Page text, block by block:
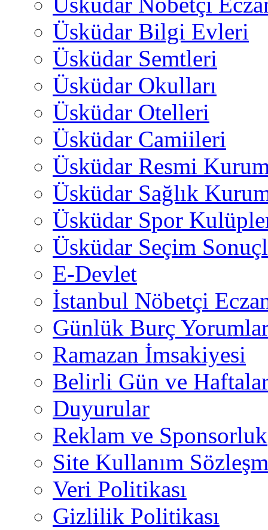
Üsküdar Bilgi Evleri
Üsküdar Semtleri
Üsküdar Okulları
Üsküdar Otelleri
Üsküdar Camiileri
Üsküdar Resmi
Üsküdar Sağlık
Üsküdar Spor
Üsküdar Seçim
E-Devlet
İstanbul Nöbetçi
Günlük Burç
Ramazan İmsakiyesi
Belirli Gün ve
Duyurular
Reklam ve Sponsorluk
Site Kullanım
Veri Politikası
Gizlilik Politikası